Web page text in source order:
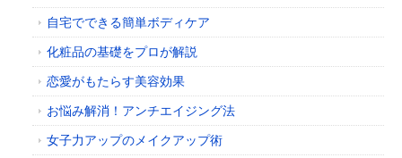
自宅でできる簡単ボディケア
化粧品の基礎をプロが解説
恋愛がもたらす美容効果
お悩み解消！アンチエイジング法
女子力アップのメイクアップ術